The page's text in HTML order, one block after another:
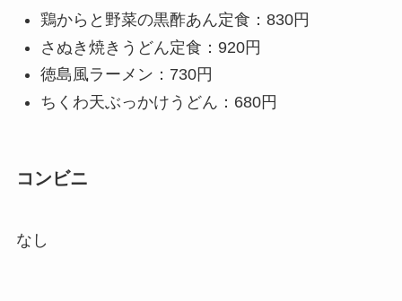
鶏からと野菜の黒酢あん定食：830円
さぬき焼きうどん定食：920円
徳島風ラーメン：730円
ちくわ天ぶっかけうどん：680円
コンビニ
なし